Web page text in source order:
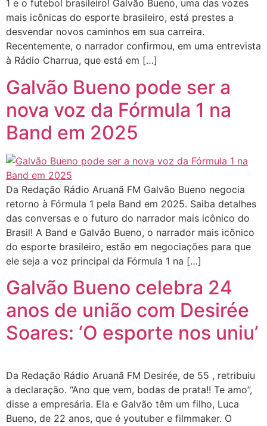
1 e o futebol brasileiro! Galvão Bueno, uma das vozes
mais icônicas do esporte brasileiro, está prestes a
desvendar novos caminhos em sua carreira.
Recentemente, o narrador confirmou, em uma entrevista
à Rádio Charrua, que está em […]
Galvão Bueno pode ser a
nova voz da Fórmula 1 na
Band em 2025
Da Redação Rádio Aruanã FM Galvão Bueno negocia
retorno à Fórmula 1 pela Band em 2025. Saiba detalhes
das conversas e o futuro do narrador mais icônico do
Brasil! A Band e Galvão Bueno, o narrador mais icônico
do esporte brasileiro, estão em negociações para que
ele seja a voz principal da Fórmula 1 na […]
Galvão Bueno celebra 24
anos de união com Desirée
Soares: ‘O esporte nos uniu’
Da Redação Rádio Aruanã FM Desirée, de 55 , retribuiu
a declaração. “Ano que vem, bodas de prata!! Te amo”,
disse a empresária. Ela e Galvão têm um filho, Luca
Bueno, de 22 anos, que é youtuber e filmmaker. O